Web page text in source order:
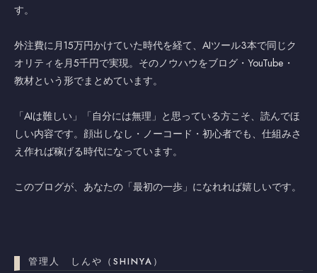
す。
外注費に月15万円かけていた時代を経て、AIツール3本で同じク
オリティを月5千円で実現。そのノウハウをブログ・YouTube・
教材という形でまとめています。
「AIは難しい」「自分には無理」と思っている方こそ、読んでほ
しい内容です。顔出しなし・ノーコード・初心者でも、仕組みさ
え作れば稼げる時代になっています。
このブログが、あなたの「最初の一歩」になれれば嬉しいです。
管理人 しんや（SHINYA）